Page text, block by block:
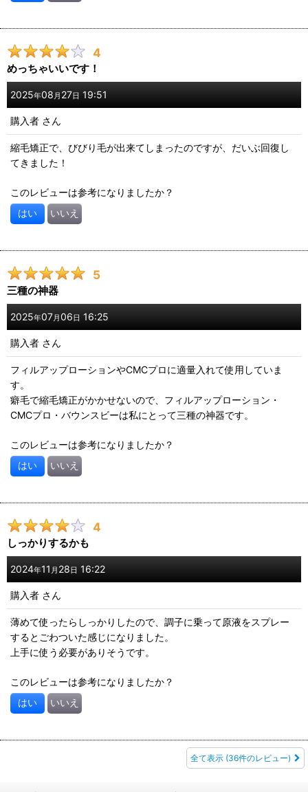
4
めっちゃいいです！
2025年08 月 27日 19:51
購入者 さん
縮毛矯正で、びびり毛が出来てしまったのですが、だいぶ回復し
てきました！
このレビューは参考になりましたか？
はい いいえ
5
三種の神器
2025年07月06日 16:25
購入者 さん
フィルアップローションやCMCプロに適量入れて使用していま
す。
癖毛で縮毛矯正がかかせないので、フィルアップローション・
CMCプロ・バウンスビーは私にとって三種の神器です。
このレビューは参考になりましたか？
はい いいえ
4
しっかりするかも
2024年11 月 28日 16:22
購入者 さん
薄めて使ったらしっかりしたので、調子に乗って原液をスプレー
するとごわついた感じになりました。
上手に使う必要がありそうです。
このレビューは参考になりましたか？
はい いいえ
全て表示 (36件のレビュー)